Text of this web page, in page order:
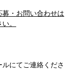
・お問い合わせは
。
にてご連絡くださ